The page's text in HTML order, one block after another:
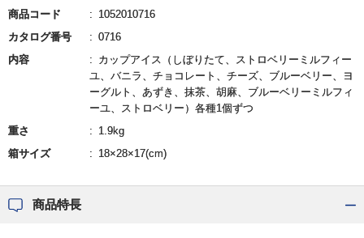
商品コード
1052010716
カタログ番号
0716
内容
カップアイス（しぼりたて、ストロベリーミルフィー
ユ、バニラ、チョコレート、チーズ、ブルーベリー、ヨ
ーグルト、あずき、抹茶、胡麻、ブルーベリーミルフィ
ーユ、ストロベリー）各種1個ずつ
重さ
1.9kg
箱サイズ
18×28×17(cm)
商品特長